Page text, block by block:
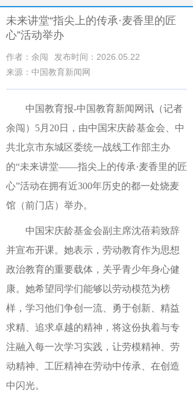
未来讲堂“指尖上的传承·麦香里的匠
心”活动举办
作者：余闯
发布时间：2026.05.22
来源：中国教育新闻网
中国教育报-中国教育新闻网讯（记者
余闯） 5月 20日，由中国宋庆龄基金会、中
共北京市东城区委统一战线工作部主办
的“未来讲堂——指尖上的传承·麦香里的匠
心”活动在拥有近300年历史的都一处烧麦
馆（前门店）举办。
中国宋庆龄基金会副主席沈蓓莉致辞
并宣布开课。她表示，劳动教育作为思想
政治教育的重要载体，关乎青少年身心健
康。她希望同学们能够以劳动模范为榜
样，学习他们争创一流、勇于创新、精益
求精、追求卓越的精神，将这份执着与专
注融入每一次学习实践，让劳模精神、劳
动精神、工匠精神在劳动中传承、在创造
中闪光。